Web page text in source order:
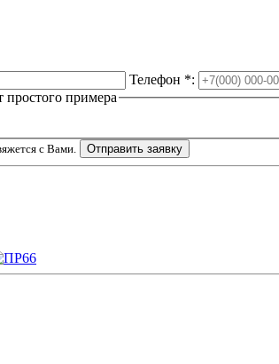
Телефон *:
простого примера
с Вами.